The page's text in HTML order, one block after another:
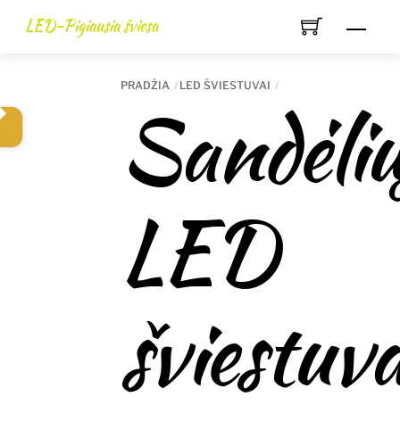
LED-Pigiausia šviesa
PRADŽIA LED ŠVIESTUVAI
LED